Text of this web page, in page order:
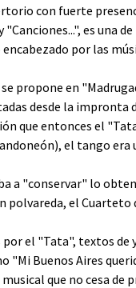
con fuerte
es una
por las
propone en
desde la impronta
que entonces el
el tango era
a "conservar" lo
el Cuarteto
el "Tata", textos de
"Mi Buenos Aires
que no cesa de